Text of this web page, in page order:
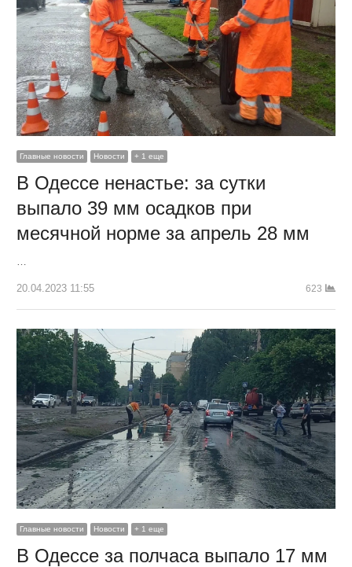
Главные новости Новости + 1 еще
В Одессе ненастье: за сутки
выпало 39 мм осадков при
месячной норме за апрель 28 мм
20.04.2023 11:55 623
Главные новости Новости + 1 еще
В Одессе за полчаса выпало 17 мм